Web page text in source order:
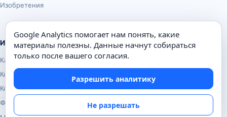
Изобретения
Информация
Карта сайта
Контакты
Конфиденциальность
© Почемуха.ру, 2010–2026
Google Analytics помогает нам понять, какие
материалы полезны. Данные начнут собираться
только после вашего согласия.
Разрешить аналитику
Не разрешать